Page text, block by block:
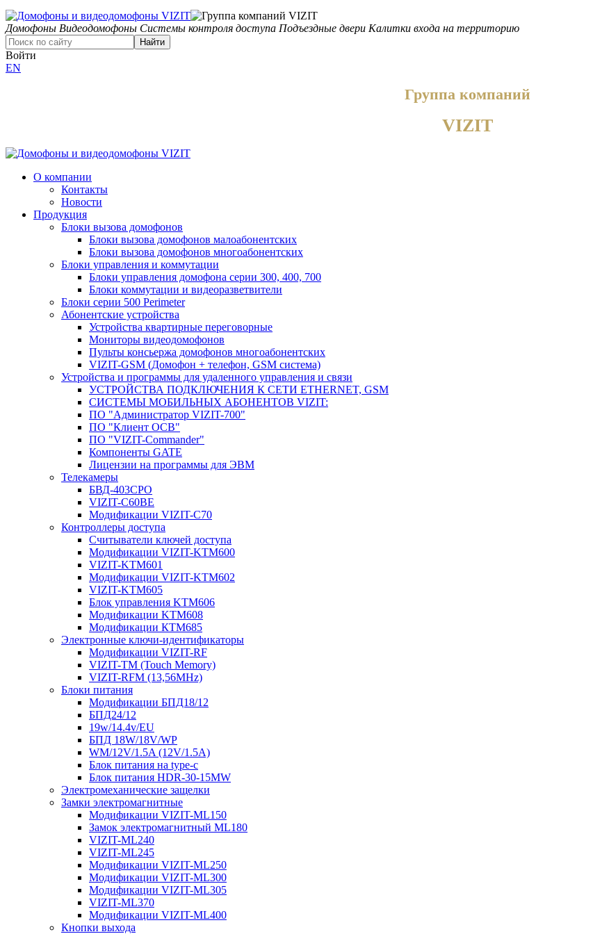
Домофоны Видеодомофоны Системы контроля доступа Подъездные двери Калитки входа на территорию
Найти
Войти
EN
Группа компаний
VIZIT
О компании
Контакты
Новости
Продукция
Блоки вызова домофонов
Блоки вызова домофонов малоабонентских
Блоки вызова домофонов многоабонентских
Блоки управления и коммутации
Блоки управления домофона серии 300, 400, 700
Блоки коммутации и видеоразветвители
Блоки серии 500 Perimeter
Абонентские устройства
Устройства квартирные переговорные
Мониторы видеодомофонов
Пульты консьержа домофонов многоабонентских
VIZIT-GSM (Домофон + телефон, GSM система)
Устройства и программы для удаленного управления и связи
УСТРОЙСТВА ПОДКЛЮЧЕНИЯ К СЕТИ ETHERNET, GSM
CИСТЕМЫ МОБИЛЬНЫХ АБОНЕНТОВ VIZIT:
ПО "Администратор VIZIT-700"
ПО "Клиент ОСВ"
ПО "VIZIT-Commander"
Компоненты GATE
Лицензии на программы для ЭВМ
Телекамеры
БВД-403СРО
VIZIT-С60BE
Модификации VIZIT-C70
Контроллеры доступа
Считыватели ключей доступа
Модификации VIZIT-KTM600
VIZIT-KTM601
Модификации VIZIT-KTM602
VIZIT-KTM605
Блок управления KTM606
Модификации KTM608
Модификации КТМ685
Электронные ключи-идентификаторы
Модификации VIZIT-RF
VIZIT-TM (Touch Memory)
VIZIT-RFM (13,56MHz)
Блоки питания
Модификации БПД18/12
БПД24/12
19w/14.4v/EU
БПД 18W/18V/WP
WM/12V/1.5A (12V/1.5A)
Блок питания на type-c
Блок питания HDR-30-15MW
Электромеханические защелки
Замки электромагнитные
Модификации VIZIT-ML150
Замок электромагнитный ML180
VIZIT-ML240
VIZIT-ML245
Модификации VIZIT-ML250
Модификации VIZIT-ML300
Модификации VIZIT-ML305
VIZIT-ML370
Модификации VIZIT-ML400
Кнопки выхода